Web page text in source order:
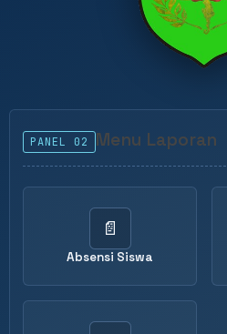
PANEL 02 Menu Laporan
📄
Absensi Siswa